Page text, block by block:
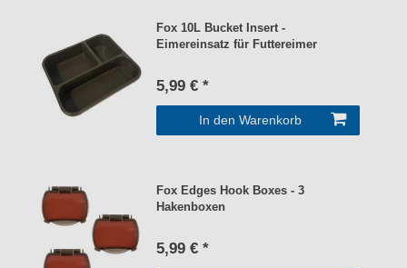
Fox 10L Bucket Insert -
Eimereinsatz für Futtereimer
5,99 € *
In den Warenkorb
Fox Edges Hook Boxes - 3
Hakenboxen
5,99 € *